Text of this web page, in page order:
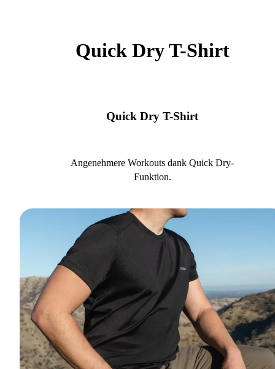
Quick Dry T-Shirt
Quick Dry T-Shirt
Angenehmere Workouts dank Quick Dry-
Funktion.